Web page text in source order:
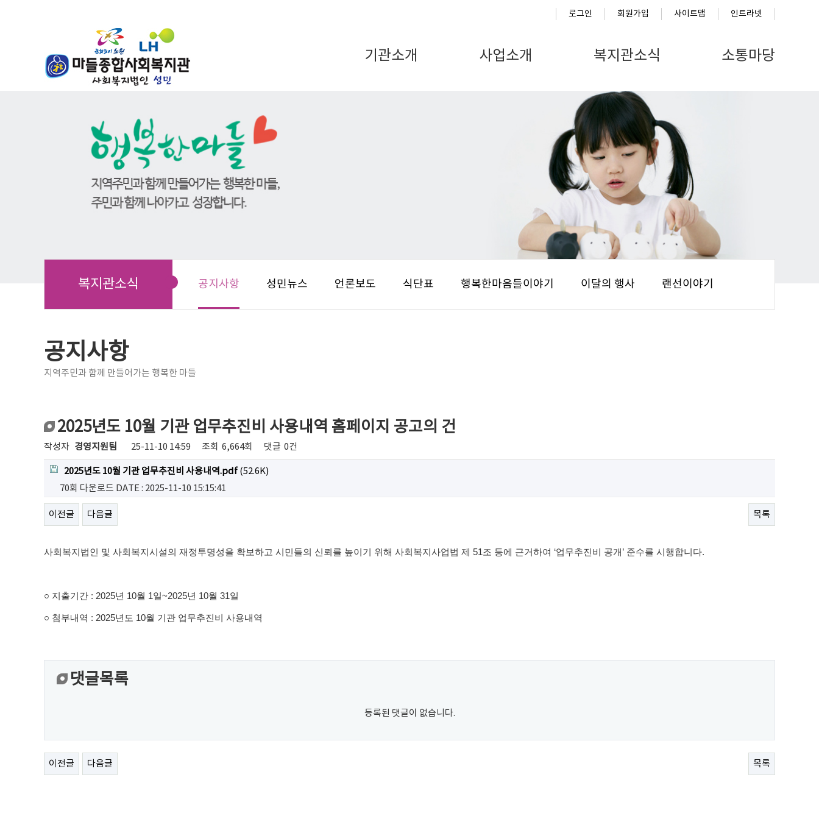
로그인 회원가입 사이트맵 인트라넷
기관소개 사업소개 복지관소식 소통마당
복지관소식 공지사항 성민뉴스 언론보도 식단표 행복한마음들이야기 이달의 행사 랜선이야기
공지사항
지역주민과 함께 만들어가는 행복한 마들
2025년도 10월 기관 업무추진비 사용내역 홈페이지 공고의 건
작성자 경영지원팀 25-11-10 14:59 조회 6,664회 댓글 0건
2025년도 10월 기관 업무추진비 사용내역.pdf (52.6K)
70회 다운로드 DATE : 2025-11-10 15:15:41
이전글 다음글 목록
사회복지법인 및 사회복지시설의 재정투명성을 확보하고 시민들의 신뢰를 높이기 위해 사회복지사업법 제 51조 등에 근거하여 ‘업무추진비 공개’ 준수를 시행합니다.
○ 지출기간 : 2025년 10월 1일~2025년 10월 31일
○ 첨부내역 : 2025년도 10월 기관 업무추진비 사용내역
댓글목록
등록된 댓글이 없습니다.
이전글 다음글 목록